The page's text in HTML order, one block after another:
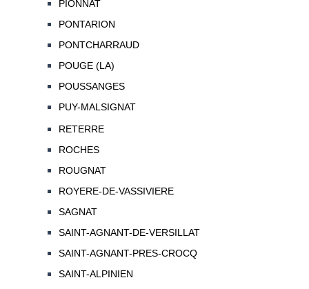
PIONNAT
PONTARION
PONTCHARRAUD
POUGE (LA)
POUSSANGES
PUY-MALSIGNAT
RETERRE
ROCHES
ROUGNAT
ROYERE-DE-VASSIVIERE
SAGNAT
SAINT-AGNANT-DE-VERSILLAT
SAINT-AGNANT-PRES-CROCQ
SAINT-ALPINIEN